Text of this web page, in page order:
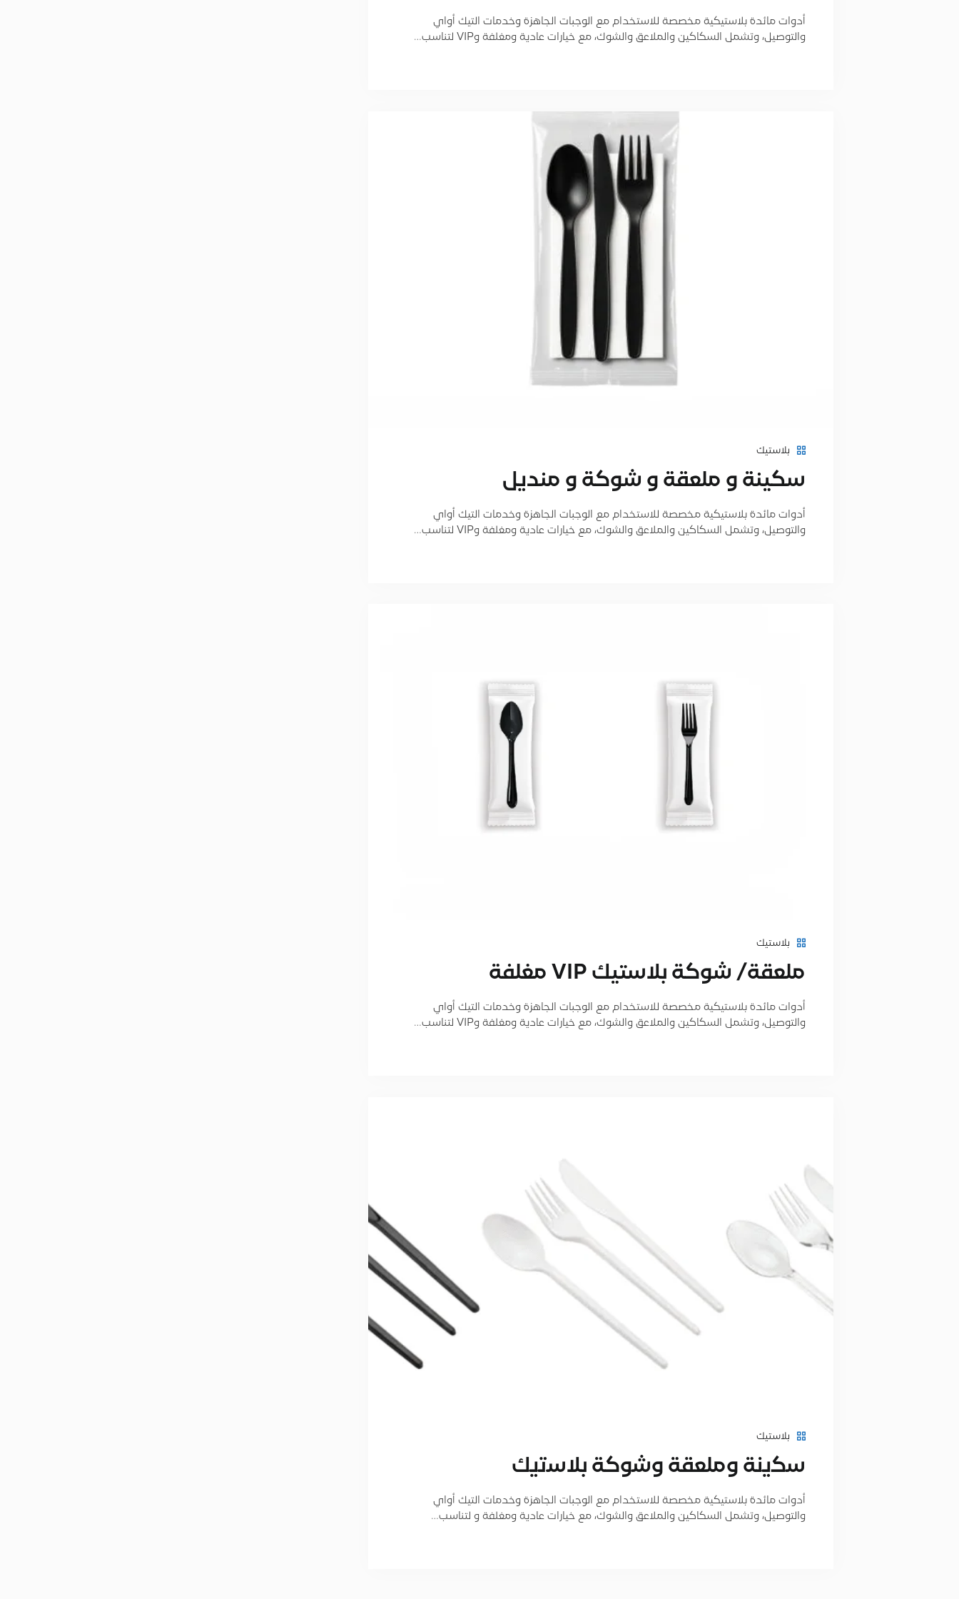
أدوات مائدة بلاستيكية مخصصة للاستخدام مع الوجبات الجاهزة وخدمات التيك أواي
والتوصيل، وتشمل السكاكين والملاعق والشوك، مع خيارات عادية ومغلفة وVIP لتناسب…
بلاستيك
سكينة و ملعقة و شوكة و منديل
أدوات مائدة بلاستيكية مخصصة للاستخدام مع الوجبات الجاهزة وخدمات التيك أواي
والتوصيل، وتشمل السكاكين والملاعق والشوك، مع خيارات عادية ومغلفة وVIP لتناسب…
بلاستيك
ﻣﻠﻌﻘﺔ/ ﺷﻮﻛﺔ ﺑﻼﺳﺘﻴﻚ VIP ﻣﻐﻠﻔﺔ
أدوات مائدة بلاستيكية مخصصة للاستخدام مع الوجبات الجاهزة وخدمات التيك أواي
والتوصيل، وتشمل السكاكين والملاعق والشوك، مع خيارات عادية ومغلفة وVIP لتناسب…
بلاستيك
ﺳﻛﯾﻧﺔ وﻣﻠﻌﻘﺔ وﺷوﻛﺔ ﺑﻼﺳﺗﯾك
أدوات مائدة بلاستيكية مخصصة للاستخدام مع الوجبات الجاهزة وخدمات التيك أواي
والتوصيل، وتشمل السكاكين والملاعق والشوك، مع خيارات عادية ومغلفة و لتناسب…